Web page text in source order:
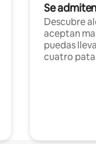
Se
Descubre
aceptan
puedas
cuatro